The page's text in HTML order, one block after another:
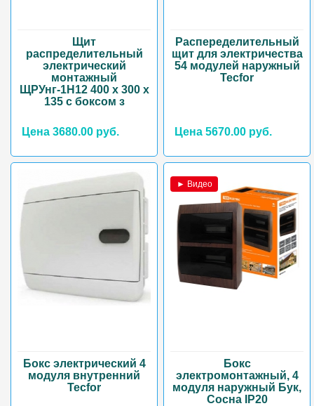
Щит
распределительный
электрический
монтажный
ЩРУнг-1Н12 400 х 300 х
135 с боксом з
Цена 3680.00 руб.
Распеределительный
щит для электричества
54 модулей наружный
Tecfor
Цена 5670.00 руб.
Бокс электрический 4
модуля внутренний
Tecfor
► Видео
Бокс
электромонтажный, 4
модуля наружный Бук,
Сосна IP20